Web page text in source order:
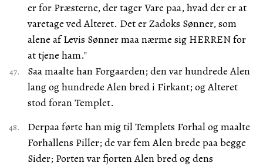
er for Præsterne, der tager Vare paa, hvad der er at
varetage ved Alteret. Det er Zadoks Sønner, som
alene af Levis Sønner maa nærme sig HERREN for
at tjene ham."
Saa maalte han Forgaarden; den var hundrede Alen
lang og hundrede Alen bred i Firkant; og Alteret
stod foran Templet.
Derpaa førte han mig til Templets Forhal og maalte
Forhallens Piller; de var fem Alen brede paa begge
Sider; Porten var fjorten Alen bred og dens